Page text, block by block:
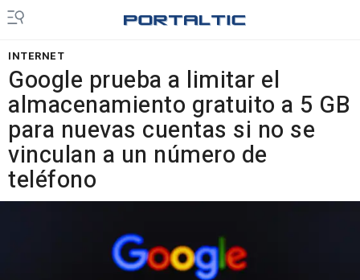
INTERNET
Google prueba a limitar el
almacenamiento gratuito a 5 GB
para nuevas cuentas si no se
vinculan a un número de
teléfono